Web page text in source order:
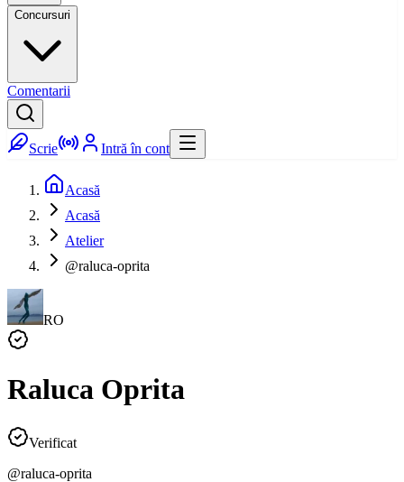
Concursuri
Comentarii
Scrie Intră în cont
Acasă
Acasă
Atelier
@raluca-oprita
RO
Raluca Oprita
Verificat
@raluca-oprita